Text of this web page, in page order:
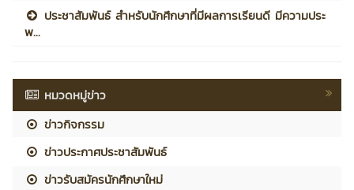
ประชาสัมพันธ์ สำหรับนักศึกษาที่มีผลการเรียนดี มีความประ
พ...
หมวดหมู่ข่าว
ข่าวกิจกรรม
ข่าวประกาศประชาสัมพันธ์
ข่าวรับสมัครนักศึกษาใหม่